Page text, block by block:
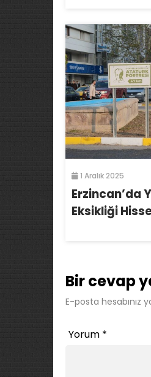
1 Aralık 2025
Erzincan’da
Eksikliği
Bir cevap
E-posta hesabınız
Yorum *